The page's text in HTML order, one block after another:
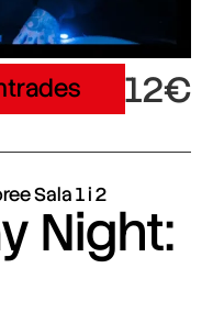
12€
Sala 1 i 2
Night: